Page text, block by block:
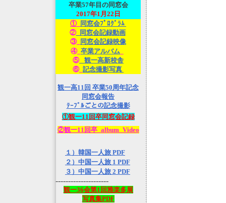
卒業57年目の同窓会
2017年1月22日
①_ 同窓会ﾌﾟﾛｸﾞﾗﾑ
②_同窓会記録動画
③_ 同窓会記録映像
④_ 卒業アルバム
⑤_観一高新校舎
⑥_ 記念撮影写真
観一高11回 卒業50周年記念
同窓会報告
ﾃｰﾌﾞﾙごとの記念撮影
①観一11回卒同窓会記録
②観一11回卒_album_Video
１）韓国一人旅 PDF
２）中国一人旅 1 PDF
３）中国一人旅 2 PDF
---------------------
観一36会第1回雅楽多展
写真集PDF